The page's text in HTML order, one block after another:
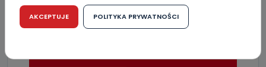
r. w sprawie ochrony osób fizycznych w związku z
przetwarzaniem danych osobowych w sprawie
swobodnego przepływu takich danych oraz uchylenia
dyrektywy 95/46/WE (RODO).
Czy jest możliwość cofnięcia zgody?
AKCEPTUJE POLITYKA PRYWATNOŚCI